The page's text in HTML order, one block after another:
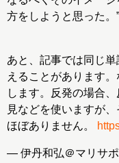
方をしようと思った。”
あと、記事では同じ
えることがあります
します。反発の場合
見などを使いますが
ほぼありません。
— 伊丹和弘＠マリサ